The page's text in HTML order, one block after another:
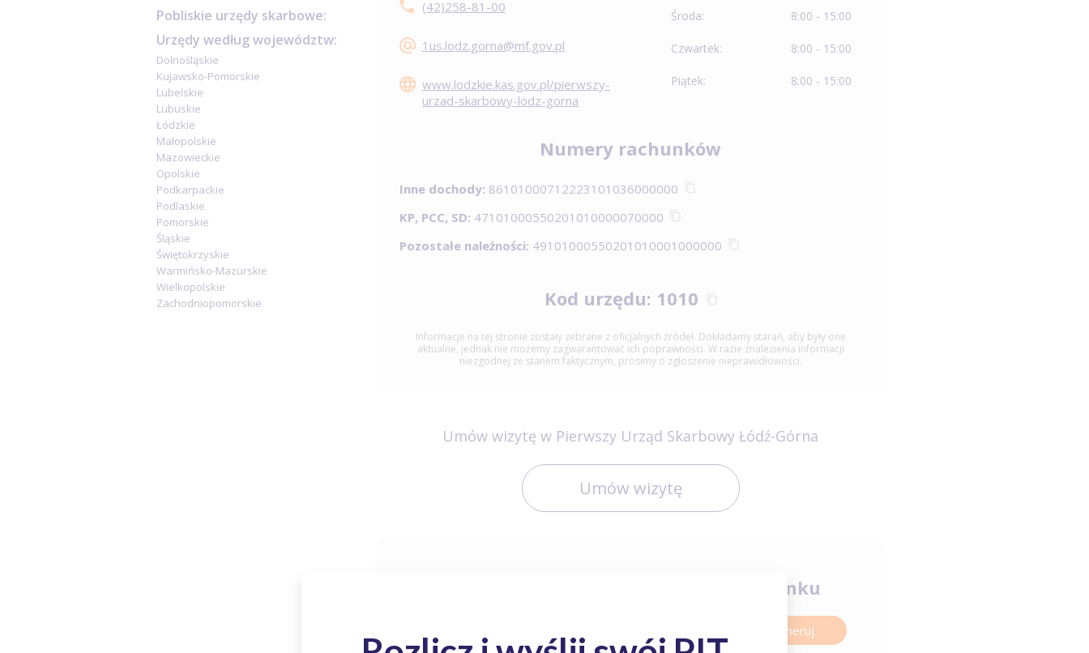
Pobliskie urzędy skarbowe:
Urzędy według województw:
Dolnośląskie
Kujawsko-Pomorskie
Lubelskie
Lubuskie
Łódzkie
Małopolskie
Mazowieckie
Opolskie
Podkarpackie
Podlaskie
Pomorskie
Śląskie
Świętokrzyskie
Warmińsko-Mazurskie
Wielkopolskie
Zachodniopomorskie
(42)258-81-00
1us.lodz.gorna@mf.gov.pl
www.lodzkie.kas.gov.pl/pierwszy-
urzad-skarbowy-lodz-gorna
Środa: 8:00 - 15:00
Czwartek: 8:00 - 15:00
Piątek: 8:00 - 15:00
Numery rachunków
Inne dochody: 86101000712223101036000000
KP, PCC, SD: 47101000550201010000070000
Pozostałe należności: 49101000550201010001000000
Kod urzędu: 1010
Informacje na tej stronie zostały zebrane z oficjalnych źródeł. Dokładamy starań, aby były one
aktualne, jednak nie możemy zagwarantować ich poprawności. W razie znalezienia informacji
niezgodnej ze stanem faktycznym, prosimy o zgłoszenie nieprawidłowości.
Umów wizytę w Pierwszy Urząd Skarbowy Łódź-Górna
Umów wizytę
Wygeneruj własny numer mikrorachunku
Wygeneruj